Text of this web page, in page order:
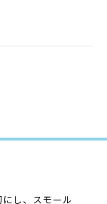
し、スモール